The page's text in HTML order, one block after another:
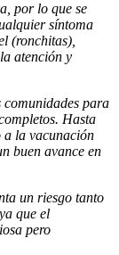
por lo que se
síntoma
(ronchitas),
atención y
para
Hasta
a la vacunación
buen avance en
un riesgo tanto
que el
pero